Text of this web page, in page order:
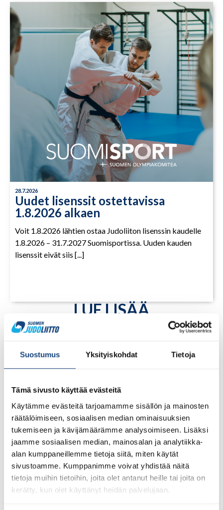
Suostumus Yksityiskohdat Tietoja
Tämä sivusto käyttää evästeitä
Käytämme evästeitä tarjoamamme sisällön ja mainosten
räätälöimiseen, sosiaalisen median ominaisuuksien
tukemiseen ja kävijämäärämme analysoimiseen. Lisäksi
jaamme sosiaalisen median, mainosalan ja analytiikka-
alan kumppaneillemme tietoja siitä, miten käytät
sivustoamme. Kumppanimme voivat yhdistää näitä
tietoja muihin tietoihin, joita olet antanut heille tai joita on
kerätty, kun olet käyttänyt heidän palvelujaan.
28.7.2026
Uudet lisenssit ostettavissa
1.8.2026 alkaen
Voit 1.8.2026 lähtien ostaa Judoliiton lisenssin kaudelle
1.8.2026 – 31.7.2027 Suomisportissa. Uuden kauden
lisenssit eivät siis [...]
LUE LISÄÄ
1.8.2026
Pentti Vauhkoselle harvinainen